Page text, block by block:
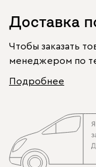
Доставка
Чтобы заказать
менеджером по
Подробнее